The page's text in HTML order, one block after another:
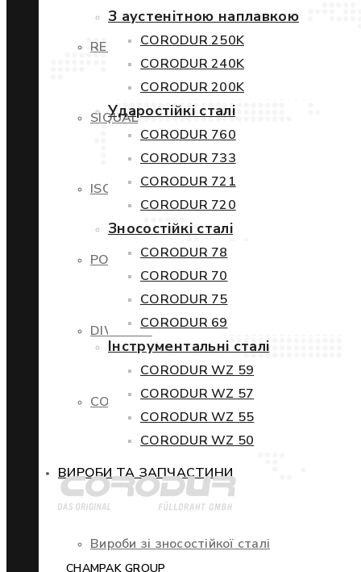
RESTIL
SIQUAL
ISOVAC
POWERCORE
DIWETEN
COR-TEN
ВИРОБИ ТА ЗАПЧАСТИНИ
Вироби зі зносостійкої сталі
З аустенітною наплавкою
CORODUR 250K
CORODUR 240K
CORODUR 200K
Ударостійкі сталі
CORODUR 760
CORODUR 733
CORODUR 721
CORODUR 720
Зносостійкі сталі
CORODUR 78
CORODUR 70
CORODUR 75
CORODUR 69
Інструментальні сталі
CORODUR WZ 59
CORODUR WZ 57
CORODUR WZ 55
CORODUR WZ 50
CHAMPAK GROUP